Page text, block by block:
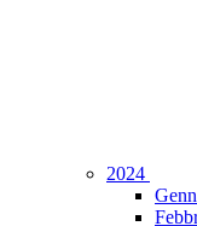
2024